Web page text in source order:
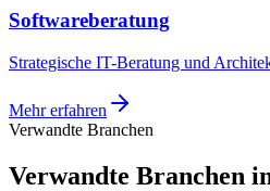
Softwareberatung
Strategische IT-Beratung und
Mehr erfahren
Verwandte Branchen
Verwandte Branchen